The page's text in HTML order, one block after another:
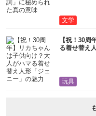
文学
【祝！30
る着せ替え
玩具